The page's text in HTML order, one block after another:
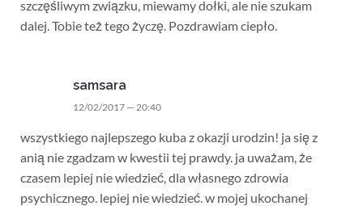
szczęśliwym związku, miewamy dołki, ale nie szukam
dalej. Tobie też tego życzę. Pozdrawiam ciepło.
samsara
12/02/2017 — 20:40
wszystkiego najlepszego kuba z okazji urodzin! ja się z
anią nie zgadzam w kwestii tej prawdy. ja uważam, że
czasem lepiej nie wiedzieć, dla własnego zdrowia
psychicznego. lepiej nie wiedzieć. w mojej ukochanej